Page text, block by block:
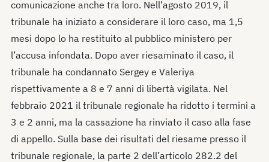
comunicazione anche tra loro. Nell’agosto 2019, il
tribunale ha iniziato a considerare il loro caso, ma 1,5
mesi dopo lo ha restituito al pubblico ministero per
l’accusa infondata. Dopo aver riesaminato il caso, il
tribunale ha condannato Sergey e Valeriya
rispettivamente a 8 e 7 anni di libertà vigilata. Nel
febbraio 2021 il tribunale regionale ha ridotto i termini a
3 e 2 anni, ma la cassazione ha rinviato il caso alla fase
di appello. Sulla base dei risultati del riesame presso il
tribunale regionale, la parte 2 dell’articolo 282.2 del